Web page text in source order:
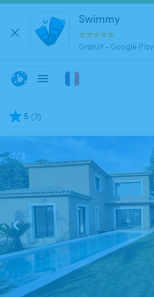
Swimmy
Gratuit - Google Play
5 (3)
1/3